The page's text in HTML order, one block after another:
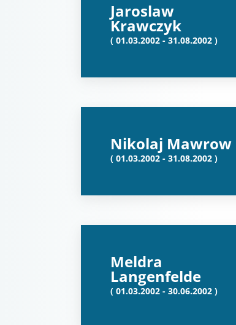
Jaroslaw
Krawczyk
( 01.03.2002 - 31.08.2002 )
Nikolaj Mawrow
( 01.03.2002 - 31.08.2002 )
Meldra
Langenfelde
( 01.03.2002 - 30.06.2002 )